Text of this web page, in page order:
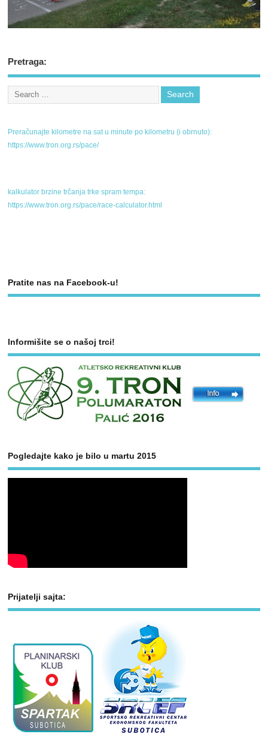
Pretraga:
Preračunajte kilometre na sat u minute po kilometru (i obrnuto):
https://www.tron.org.rs/pace/
kalkulator brzine trčanja trke spram tempa:
https://www.tron.org.rs/pace/race-calculator.html
Pratite nas na Facebook-u!
Informišite se o našoj trci!
Pogledajte kako je bilo u martu 2015
Prijatelji sajta: